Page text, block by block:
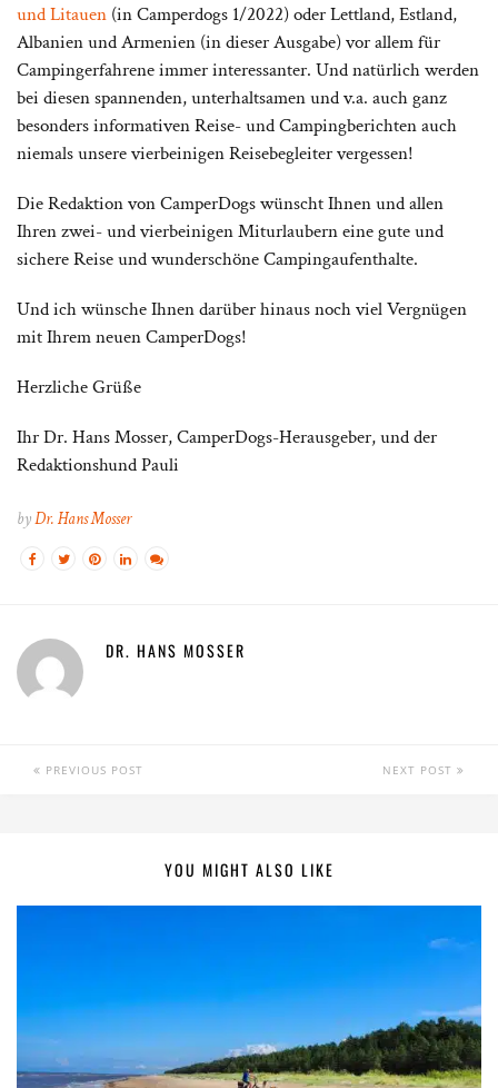
und Litauen (in Camperdogs 1/2022) oder Lettland, Estland,
Albanien und Armenien (in dieser Ausgabe) vor allem für
Campingerfahrene immer interessanter. Und natürlich werden
bei diesen spannenden, unterhaltsamen und v.a. auch ganz
besonders informativen Reise- und Campingberichten auch
niemals unsere vierbeinigen Reisebegleiter vergessen!
Die Redaktion von CamperDogs wünscht Ihnen und allen
Ihren zwei- und vierbeinigen Miturlaubern eine gute und
sichere Reise und wunderschöne Campingaufenthalte.
Und ich wünsche Ihnen darüber hinaus noch viel Vergnügen
mit Ihrem neuen CamperDogs!
Herzliche Grüße
Ihr Dr. Hans Mosser, CamperDogs-Herausgeber, und der
Redaktionshund Pauli
byDr. Hans Mosser
DR. HANS MOSSER
PREVIOUS POST NEXT POST
YOU MIGHT ALSO LIKE